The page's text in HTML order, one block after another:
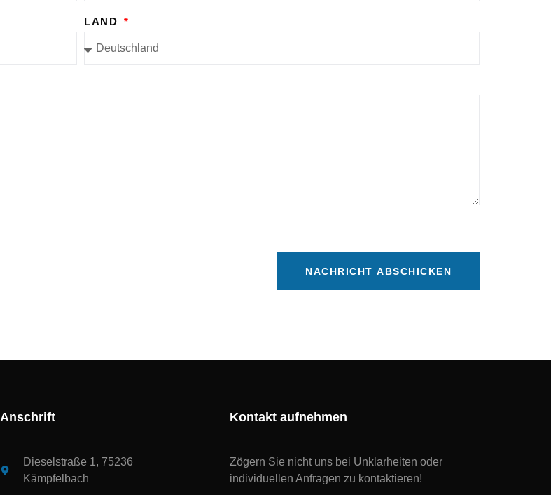
LAND
NACHRICHT ABSCHICKEN
Anschrift
Dieselstraße 1, 75236
Kämpfelbach
Kontakt aufnehmen
Zögern Sie nicht uns bei Unklarheiten oder
individuellen Anfragen zu kontaktieren!